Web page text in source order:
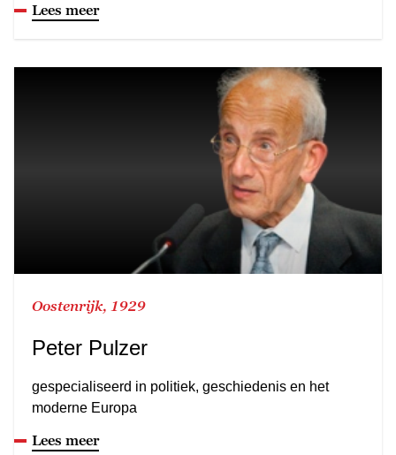
Lees meer
Oostenrijk, 1929
Peter Pulzer
gespecialiseerd in politiek, geschiedenis en het
moderne Europa
Lees meer